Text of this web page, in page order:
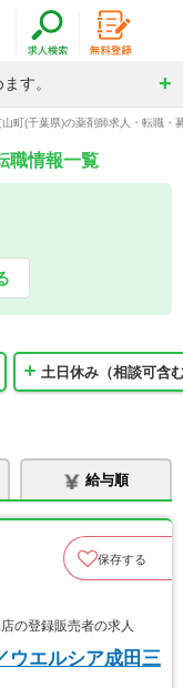
す。
町(千葉県)の薬剤師求人・転職・
職情報一覧
土日休み（相談可含
給与順
保存する
の登録販売者の求人
ウエルシア成田三